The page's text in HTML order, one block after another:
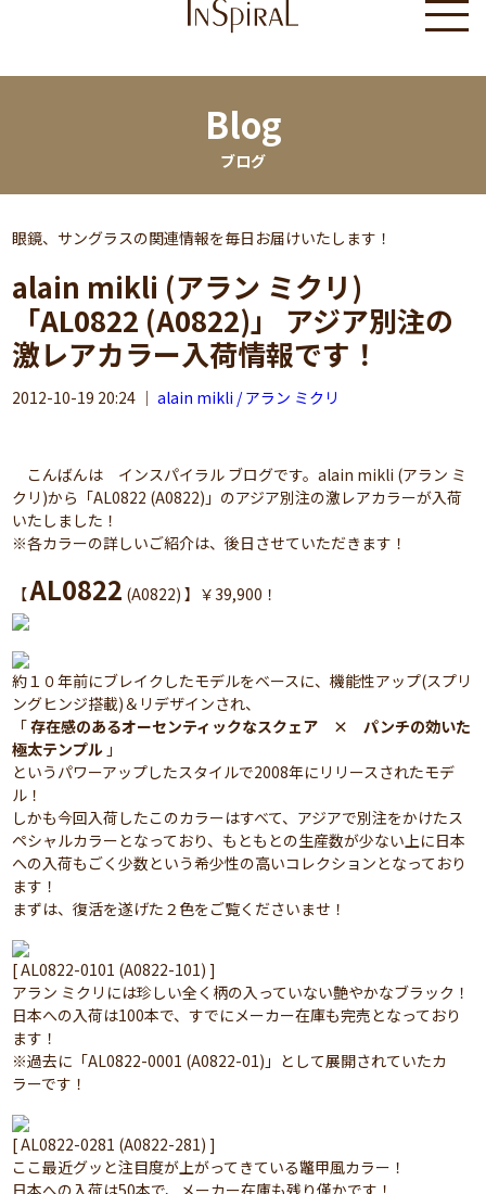
Blog
ブログ
眼鏡、サングラスの関連情報を毎日お届けいたします！
alain mikli (アラン ミクリ)
「AL0822 (A0822)」 アジア別注の
激レアカラー入荷情報です！
2012-10-19 20:24 ｜alain mikli / アラン ミクリ
こんばんは インスパイラル ブログです。alain mikli (アラン ミ
クリ)から「AL0822 (A0822)」のアジア別注の激レアカラーが入荷
いたしました！
※各カラーの詳しいご紹介は、後日させていただきます！
【AL0822 (A0822) 】￥39,900！
約１０年前にブレイクしたモデルをベースに、機能性アップ(スプリ
ングヒンジ搭載)＆リデザインされ、
「存在感のあるオーセンティックなスクェア × パンチの効いた
極太テンプル 」
というパワーアップしたスタイルで2008年にリリースされたモデ
ル！
しかも今回入荷したこのカラーはすべて、アジアで別注をかけたス
ペシャルカラーとなっており、もともとの生産数が少ない上に日本
への入荷もごく少数という希少性の高いコレクションとなっており
ます！
まずは、復活を遂げた２色をご覧くださいませ！
[ AL0822-0101 (A0822-101) ]
アラン ミクリには珍しい全く柄の入っていない艶やかなブラック！
日本への入荷は100本で、すでにメーカー在庫も完売となっており
ます！
※過去に「AL0822-0001 (A0822-01)」として展開されていたカ
ラーです！
[ AL0822-0281 (A0822-281) ]
ここ最近グッと注目度が上がってきている鼈甲風カラー！
日本への入荷は50本で、メーカー在庫も残り僅かです！